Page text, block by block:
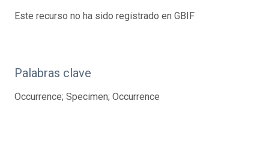
Este recurso no ha sido registrado en GBIF
Palabras clave
Occurrence; Specimen; Occurrence